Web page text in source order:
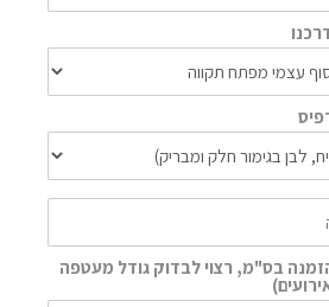
בס"מ, רצוי לבדוק גודל מעטפה